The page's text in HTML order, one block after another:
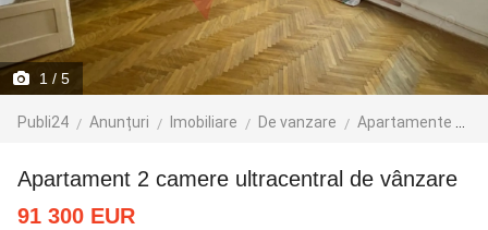
1 / 5
Publi24 Anunțuri Imobiliare De vanzare Apartamente de vanzare
Apartament 2 camere ultracentral de vânzare
91 300 EUR